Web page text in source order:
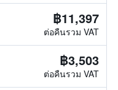
฿11,397
ต่อคืนรวม VAT
฿3,503
ต่อคืนรวม VAT